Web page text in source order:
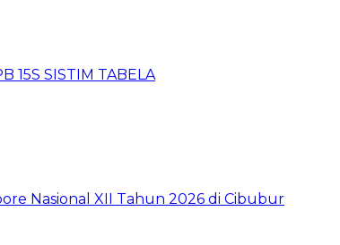
15S SISTIM TABELA
Nasional XII Tahun 2026 di Cibubur